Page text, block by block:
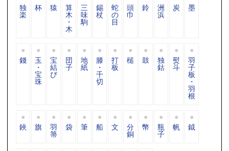
独
楽
杯 猿 算
木
・
木
三
味
駒
錫
杖
蛇
の
目
頭
巾
鈴 洲
浜
炭 墨
錢 玉
・
宝
珠
宝
結
び
団
子
地
紙
滕
・
千
切
打
板
槌 鼓 独
鈷
熨
斗
羽
子
板
・
羽
根
鋏 旗 羽
箒
袋 筆 船 文 分
銅
幣 瓶
子
帆 鉞